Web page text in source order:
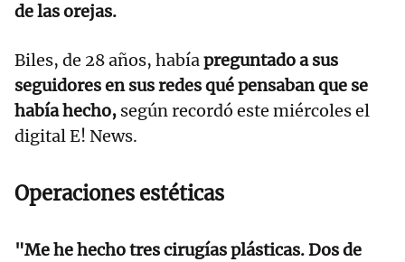
de las orejas.
Biles, de 28 años, habíapreguntado a sus
seguidores en sus redes qué pensaban que se
había hecho, según recordó este miércoles el
digital E! News.
Operaciones estéticas
"Me he hecho tres cirugías plásticas. Dos de